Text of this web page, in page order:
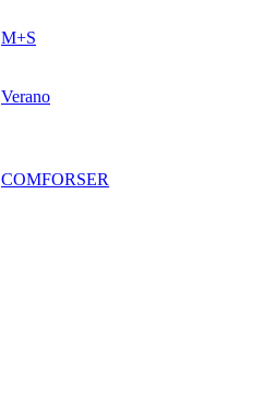
M+S
Verano
COMFORSER